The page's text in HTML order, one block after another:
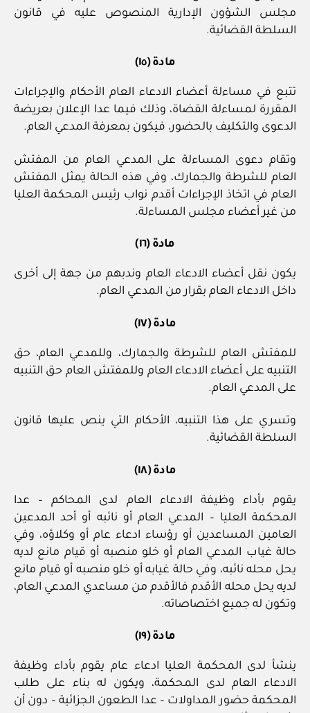
مجلس الشؤون الإدارية المنصوص عليه في قانون
السلطة القضائية.
مادة (١٥)
تتبع في مساءلة أعضاء الادعاء العام الأحكام والإجراءات
المقررة لمساءلة القضاة، وذلك فيما عدا الإعلان بعريضة
الدعوى والتكليف بالحضور، فيكون بمعرفة المدعي العام.
وتقام دعوى المساءلة على المدعي العام من المفتش
العام للشرطة والجمارك، وفي هذه الحالة يمثل المفتش
العام في اتخاذ الإجراءات أقدم نواب رئيس المحكمة العليا
من غير أعضاء مجلس المساءلة.
مادة (١٦)
يكون نقل أعضاء الادعاء العام وندبهم من جهة إلى أخرى
داخل الادعاء العام بقرار من المدعي العام.
مادة (١٧)
للمفتش العام للشرطة والجمارك، وللمدعي العام، حق
التنبيه على أعضاء الادعاء العام وللمفتش العام حق التنبيه
على المدعي العام.
وتسري على هذا التنبيه، الأحكام التي ينص عليها قانون
السلطة القضائية.
مادة (١٨)
يقوم بأداء وظيفة الادعاء العام لدى المحاكم – عدا
المحكمة العليا – المدعي العام أو نائبه أو أحد المدعين
العامين المساعدين أو رؤساء ادعاء عام أو وكلاؤه، وفي
حالة غياب المدعي العام أو خلو منصبه أو قيام مانع لديه
يحل محله نائبه، وفي حالة غيابه أو خلو منصبه أو قيام مانع
لديه يحل محله الأقدم فالأقدم من مساعدي المدعي العام،
وتكون له جميع اختصاصاته.
مادة (١٩)
ينشأ لدى المحكمة العليا ادعاء عام يقوم بأداء وظيفة
الادعاء العام لدى المحكمة، ويكون له بناء على طلب
المحكمة حضور المداولات – عدا الطعون الجزائية – دون أن